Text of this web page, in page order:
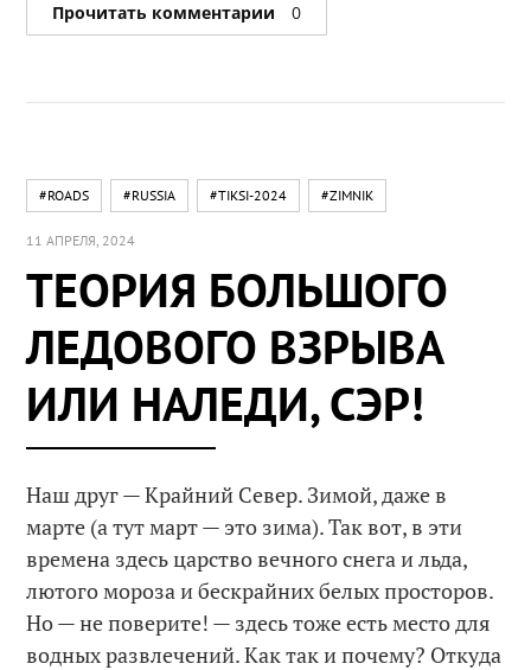
Прочитать комментарии 0
#ROADS #RUSSIA #TIKSI-2024 #ZIMNIK
11 АПРЕЛЯ, 2024
ТЕОРИЯ БОЛЬШОГО
ЛЕДОВОГО ВЗРЫВА
ИЛИ НАЛЕДИ, СЭР!
Наш друг — Крайний Север. Зимой, даже в
марте (а тут март — это зима). Так вот, в эти
времена здесь царство вечного снега и льда,
лютого мороза и бескрайних белых просторов.
Но — не поверите! — здесь тоже есть место для
водных развлечений. Как так и почему? Откуда